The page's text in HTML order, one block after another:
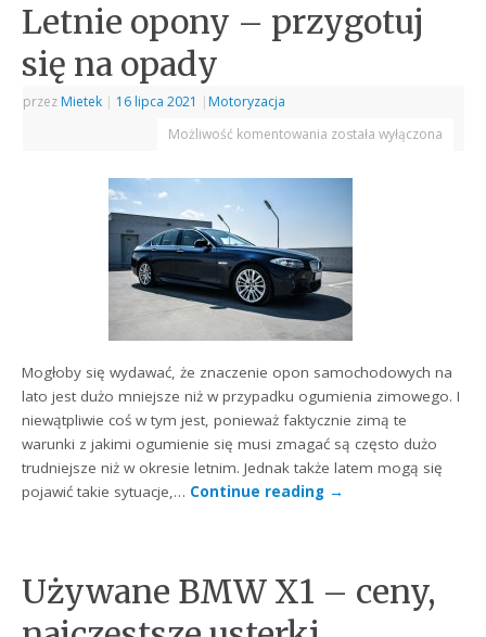
Letnie opony – przygotuj
się na opady
przez Mietek | 16 lipca 2021 | Motoryzacja
Możliwość komentowania została wyłączona
Mogłoby się wydawać, że znaczenie opon samochodowych na
lato jest dużo mniejsze niż w przypadku ogumienia zimowego. I
niewątpliwie coś w tym jest, ponieważ faktycznie zimą te
warunki z jakimi ogumienie się musi zmagać są często dużo
trudniejsze niż w okresie letnim. Jednak także latem mogą się
pojawić takie sytuacje,… Continue reading →
Używane BMW X1 – ceny,